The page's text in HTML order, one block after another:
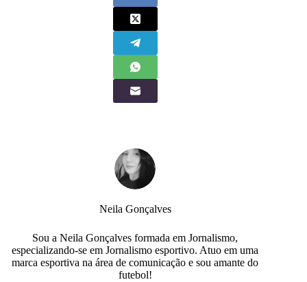
Neila Gonçalves
Sou a Neila Gonçalves formada em Jornalismo,
especializando-se em Jornalismo esportivo. Atuo em uma
marca esportiva na área de comunicação e sou amante do
futebol!